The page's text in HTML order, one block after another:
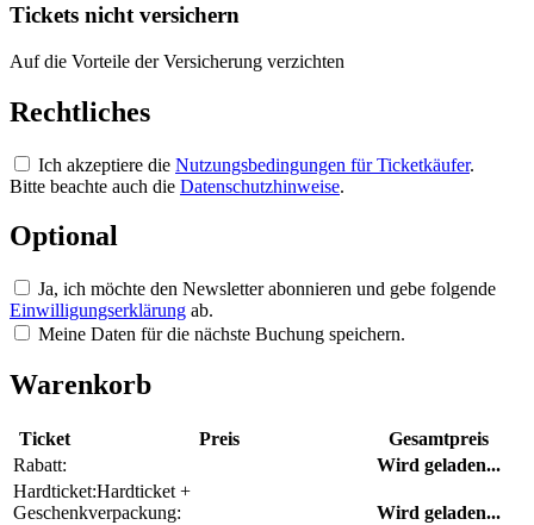
Tickets nicht versichern
Auf die Vorteile der Versicherung verzichten
Rechtliches
Ich akzeptiere die Nutzungsbedingungen für Ticketkäufer.
Bitte beachte auch die Datenschutzhinweise.
Optional
Ja, ich möchte den Newsletter abonnieren und gebe folgende
Einwilligungserklärung ab.
Meine Daten für die nächste Buchung speichern.
Warenkorb
Ticket Preis
Gesamtpreis
Rabatt:
Wird geladen...
Hardticket:Hardticket +
Geschenkverpackung:
Wird geladen...